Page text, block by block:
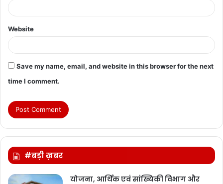
Website
Save my name, email, and website in this browser for the next
time I comment.
#बड़ी ख़बर
योजना, आर्थिक एवं सांख्यिकी विभाग और